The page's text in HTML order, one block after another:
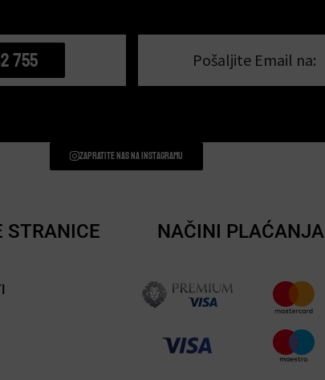
755 Pošaljite Email na:
Zapratite nas na instagramu
STRANICE NAČINI PLAĆANJA